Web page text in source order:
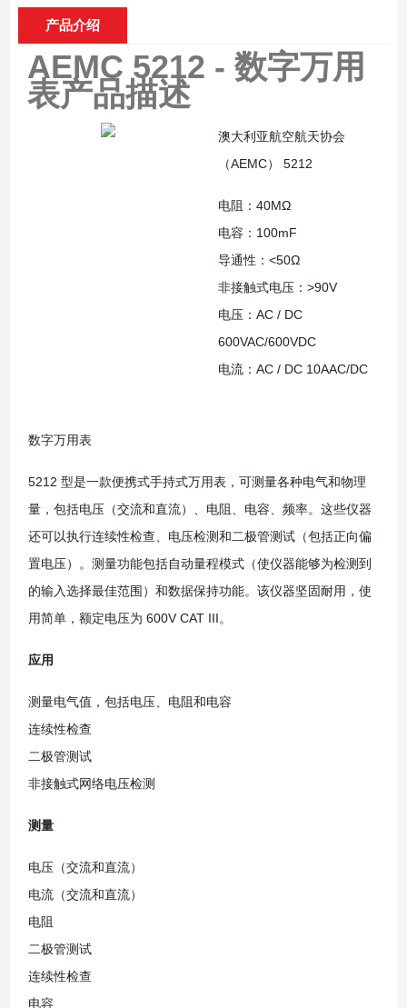
产品介绍
AEMC 5212 - 数字万用
表产品描述
澳大利亚航空航天协会
（AEMC） 5212
电阻：40MΩ
电容：100mF
导通性：<50Ω
非接触式电压：>90V
电压：AC / DC
600VAC/600VDC
电流：AC / DC 10AAC/DC
数字万用表
5212 型是一款便携式手持式万用表，可测量各种电气和物理
量，包括电压（交流和直流）、电阻、电容、频率。这些仪器
还可以执行连续性检查、电压检测和二极管测试（包括正向偏
置电压）。测量功能包括自动量程模式（使仪器能够为检测到
的输入选择最佳范围）和数据保持功能。该仪器坚固耐用，使
用简单，额定电压为 600V CAT III。
应用
测量电气值，包括电压、电阻和电容
连续性检查
二极管测试
非接触式网络电压检测
测量
电压（交流和直流）
电流（交流和直流）
电阻
二极管测试
连续性检查
电容